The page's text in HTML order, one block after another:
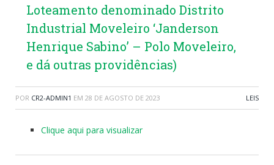
Loteamento denominado Distrito
Industrial Moveleiro ‘Janderson
Henrique Sabino’ – Polo Moveleiro,
e dá outras providências)
POR CR2-ADMIN1 EM 28 DE AGOSTO DE 2023 LEIS
Clique aqui para visualizar